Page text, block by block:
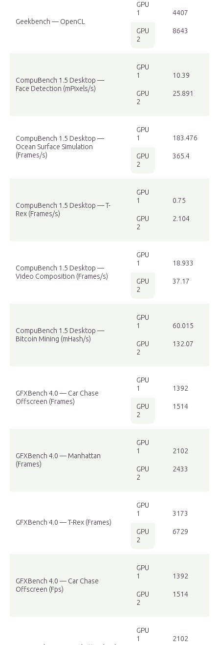
Geekbench — OpenCL
GPU
1
GPU
2
4407
8643
CompuBench 1.5 Desktop —
Face Detection (mPixels/s)
GPU
1
GPU
2
10.39
25.891
CompuBench 1.5 Desktop —
Ocean Surface Simulation
(Frames/s)
GPU
1
GPU
2
183.476
365.4
CompuBench 1.5 Desktop — T-
Rex (Frames/s)
GPU
1
GPU
2
0.75
2.104
CompuBench 1.5 Desktop —
Video Composition (Frames/s)
GPU
1
GPU
2
18.933
37.17
CompuBench 1.5 Desktop —
Bitcoin Mining (mHash/s)
GPU
1
GPU
2
60.015
132.07
GFXBench 4.0 — Car Chase
Offscreen (Frames)
GPU
1
GPU
2
1392
1514
GFXBench 4.0 — Manhattan
(Frames)
GPU
1
GPU
2
2102
2433
GFXBench 4.0 — T-Rex (Frames)
GPU
1
GPU
2
3173
6729
GFXBench 4.0 — Car Chase
Offscreen (Fps)
GPU
1
GPU
2
1392
1514
GPU
1
2102